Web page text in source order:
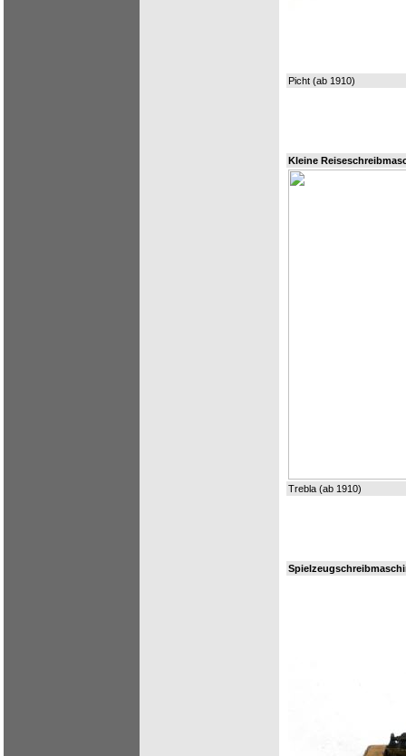
Picht (ab 1910)
Kleine
Trebla (ab 1910)